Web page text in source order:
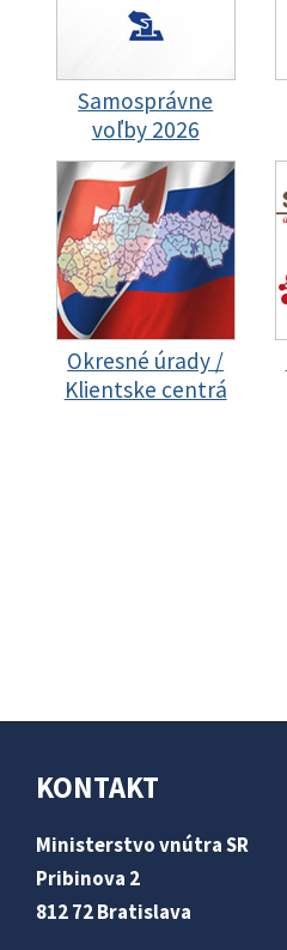
Samosprávne
voľby 2026
Okresné úrady /
Klientske centrá
KONTAKT
Ministerstvo vnútra SR
Pribinova 2
812 72 Bratislava